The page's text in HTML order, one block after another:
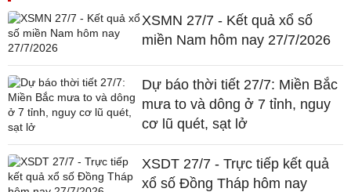
XSMN 27/7 - Kết quả xổ số
miền Nam hôm nay 27/7/2026
Dự báo thời tiết 27/7: Miền Bắc
mưa to và dông ở 7 tỉnh, nguy
cơ lũ quét, sạt lở
XSDT 27/7 - Trực tiếp kết quả
xổ số Đồng Tháp hôm nay